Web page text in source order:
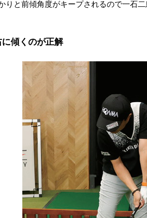
りと前傾角度がキープされるので一石
傾くのが正解